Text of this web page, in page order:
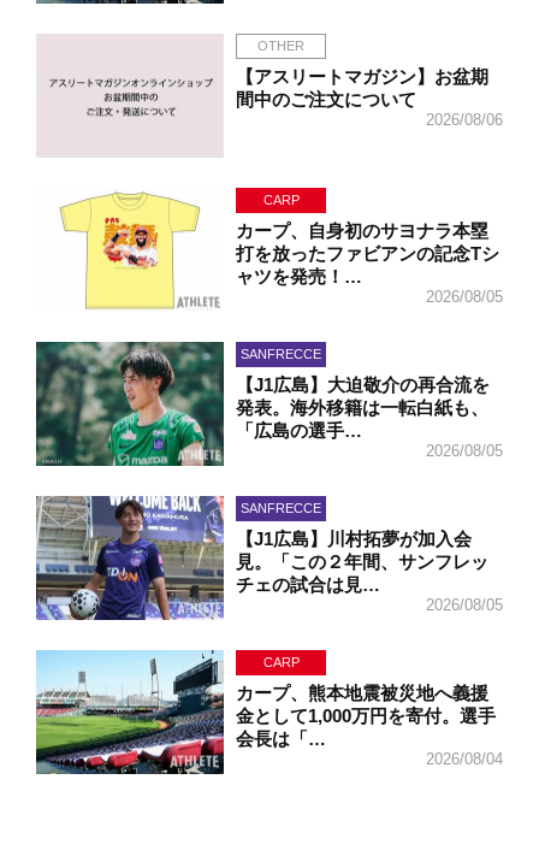
OTHER
【アスリートマガジン】お盆期
間中のご注文について
2026/08/06
CARP
カープ、自身初のサヨナラ本塁
打を放ったファビアンの記念Tシ
ャツを発売！…
2026/08/05
SANFRECCE
【J1広島】大迫敬介の再合流を
発表。海外移籍は一転白紙も、
「広島の選手…
2026/08/05
SANFRECCE
【J1広島】川村拓夢が加入会
見。「この２年間、サンフレッ
チェの試合は見…
2026/08/05
CARP
カープ、熊本地震被災地へ義援
金として1,000万円を寄付。選手
会長は「…
2026/08/04